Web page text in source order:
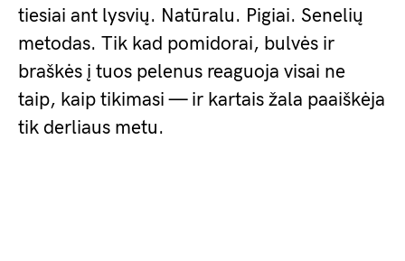
tiesiai ant lysvių. Natūralu. Pigiai. Senelių
metodas. Tik kad pomidorai, bulvės ir
braškės į tuos pelenus reaguoja visai ne
taip, kaip tikimasi — ir kartais žala paaiškėja
tik derliaus metu.